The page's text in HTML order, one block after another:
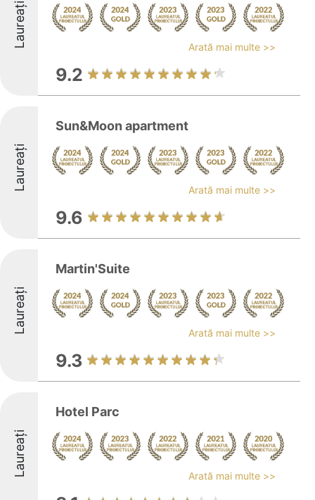
Laureați Arată mai multe >>
9.2
Laureați
Sun&Moon apartment
Arată mai multe >>
9.6
Laureați
Martin'Suite
Arată mai multe >>
9.3
Laureați
Hotel Parc
Arată mai multe >>